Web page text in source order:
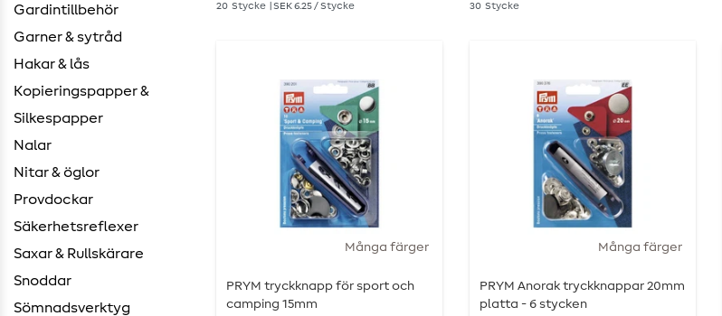
Gardintillbehör
Garner & sytråd
Hakar & lås
Kopieringspapper &
Silkespapper
Nalar
Nitar & öglor
Provdockar
Säkerhetsreflexer
Saxar & Rullskärare
Snoddar
Sömnadsverktyg
20 Stycke | SEK 6.25 / Stycke 30 Stycke
Många färger
PRYM tryckknapp för sport och
camping 15mm
Många färger
PRYM Anorak tryckknappar 20mm
platta - 6 stycken